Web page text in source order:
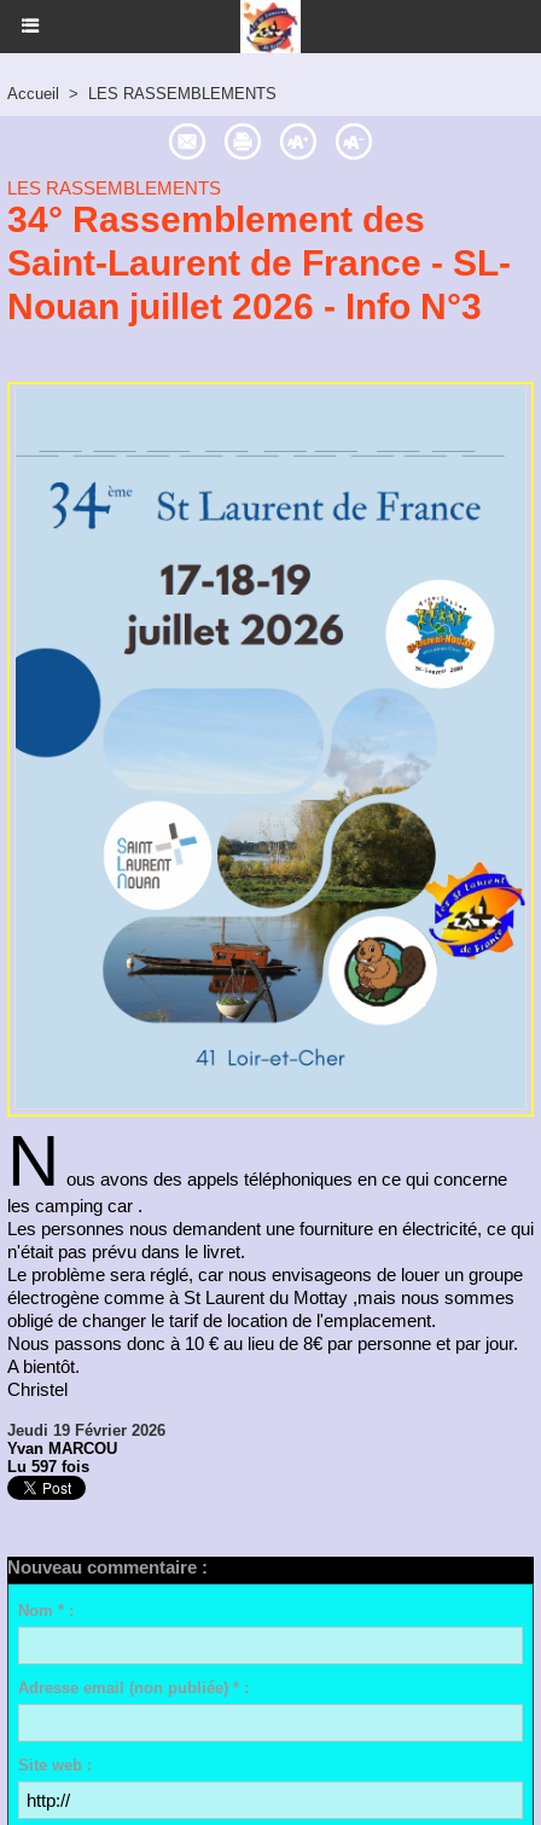
Accueil > LES RASSEMBLEMENTS
LES RASSEMBLEMENTS
34° Rassemblement des
Saint-Laurent de France - SL-
Nouan juillet 2026 - Info N°3
N ous avons des appels téléphoniques en ce qui concerne
les camping car .
Les personnes nous demandent une fourniture en électricité, ce qui
n'était pas prévu dans le livret.
Le problème sera réglé, car nous envisageons de louer un groupe
électrogène comme à St Laurent du Mottay ,mais nous sommes
obligé de changer le tarif de location de l'emplacement.
Nous passons donc à 10 € au lieu de 8€ par personne et par jour.
A bientôt.
Christel
Jeudi 19 Février 2026
Yvan MARCOU
Lu 597 fois
Nouveau commentaire :
Nom * :
Adresse email (non publiée) * :
Site web :